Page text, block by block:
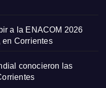
a la ENACOM 2026
en Corrientes
conocieron las